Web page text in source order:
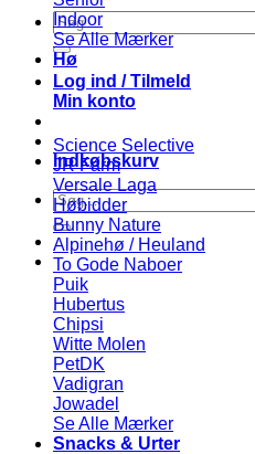
Søg
efter:
Log ind / Tilmeld
Min konto
Indkøbskurv
Søg
efter:
Indoor
Se Alle Mærker
Hø
Science Selective
JR Farm
Versale Laga
Høbidder
Bunny Nature
Alpinehø / Heuland
To Gode Naboer
Puik
Hubertus
Chipsi
Witte Molen
PetDK
Vadigran
Jowadel
Se Alle Mærker
Snacks & Urter